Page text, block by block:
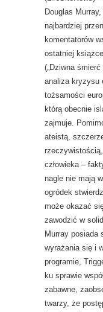
Douglas
najbardziej
komentatorów
ostatniej
(„Dziwna
analiza kryzysu
tożsamości
którą obecnie
zajmuje.
ateistą,
człowieka –
nagle nie mają
ogródek
może okazać
zawodzić w
Murray posiada
wyrażania się i
programie,
ku sprawie
zabawne,
twarzy, że